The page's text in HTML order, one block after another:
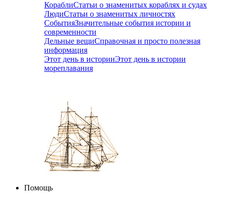
КораблиСтатьи о знаменитых кораблях и судах
ЛюдиСтатьи о знаменитых личностях
СобытияЗначительные события истории и
современности
Дельные вещиСправочная и просто полезная
информация
Этот день в историиЭтот день в истории
мореплавания
Помощь